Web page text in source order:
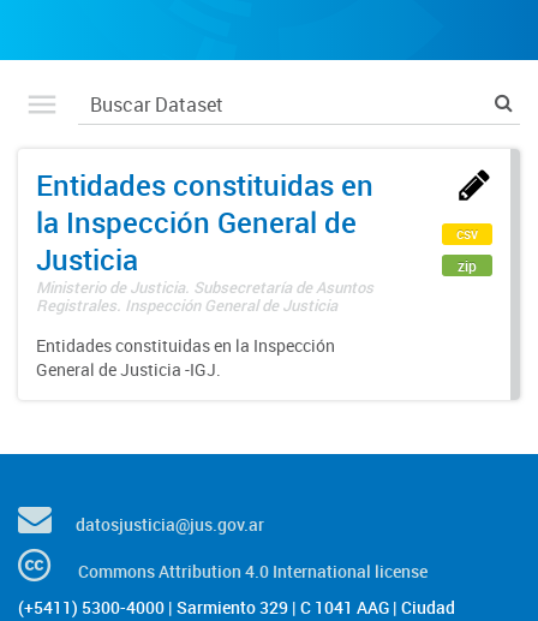
Entidades constituidas en
la Inspección General de
Justicia
Ministerio de Justicia. Subsecretaría de Asuntos
Registrales. Inspección General de Justicia
Entidades constituidas en la Inspección
General de Justicia -IGJ.
csv
zip
datosjusticia@jus.gov.ar
Commons Attribution 4.0 International license
(+5411) 5300-4000 | Sarmiento 329 | C 1041 AAG | Ciudad